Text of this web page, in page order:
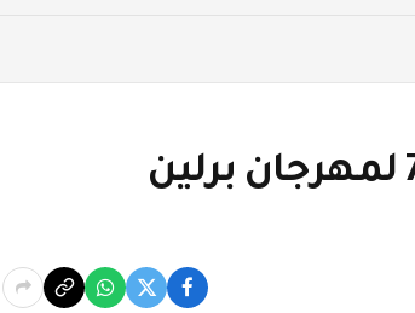
أفلام عربية مشاركة في الدورة الـ75 لمهرجان برلين